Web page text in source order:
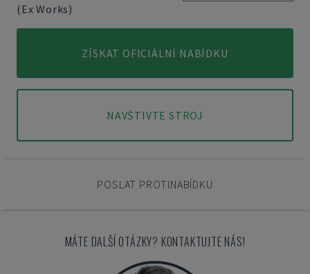
(Ex Works)
ZÍSKAT OFICIÁLNÍ NABÍDKU
NAVŠTIVTE STROJ
POSLAT PROTINABÍDKU
MÁTE DALŠÍ OTÁZKY? KONTAKTUJTE NÁS!